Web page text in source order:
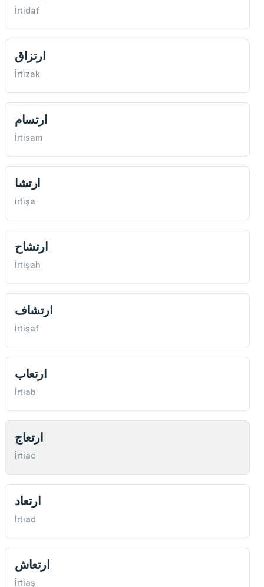
İrtidaf
ارتزاق
İrtizak
ارتسام
İrtisam
ارتشا
irtişa
ارتشاح
İrtişah
ارتشاف
İrtişaf
ارتعاب
İrtiab
ارتعاج
İrtiac
ارتعاد
İrtiad
ارتعاش
İrtiaş